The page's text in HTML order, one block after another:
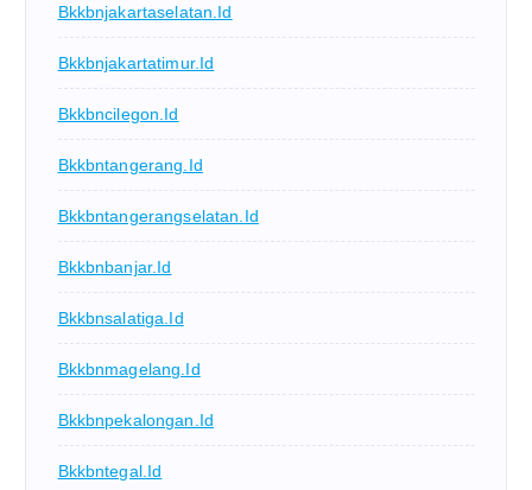
Bkkbnjakartaselatan.id
Bkkbnjakartatimur.id
Bkkbncilegon.id
Bkkbntangerang.id
Bkkbntangerangselatan.id
Bkkbnbanjar.id
Bkkbnsalatiga.id
Bkkbnmagelang.id
Bkkbnpekalongan.id
Bkkbntegal.id